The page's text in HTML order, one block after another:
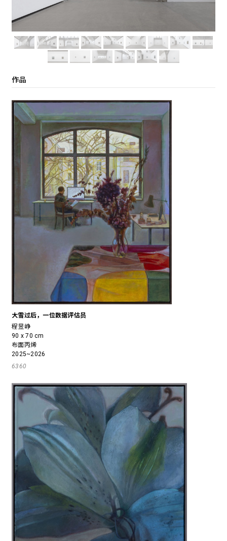
作品
大雪过后，一位数据评估员
程昱峥
90 x 70 cm
布面丙烯
2025~2026
6360